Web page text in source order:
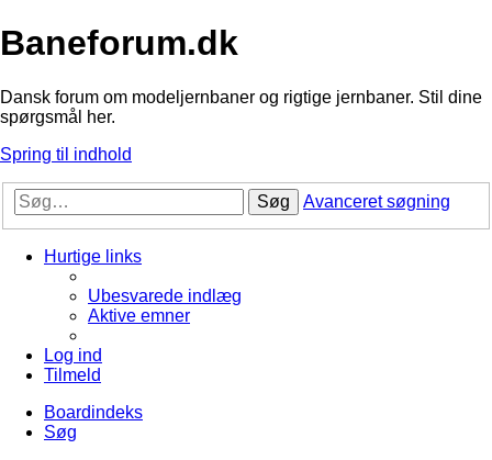
Baneforum.dk
Dansk forum om modeljernbaner og rigtige jernbaner. Stil dine
spørgsmål her.
Spring til indhold
Søg Avanceret søgning
Hurtige links
Ubesvarede indlæg
Aktive emner
Log ind
Tilmeld
Boardindeks
Søg